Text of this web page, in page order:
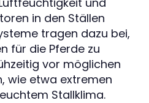
in den Ställen
tragen dazu bei,
für die Pferde zu
vor möglichen
wie etwa extremen
Stallklima.